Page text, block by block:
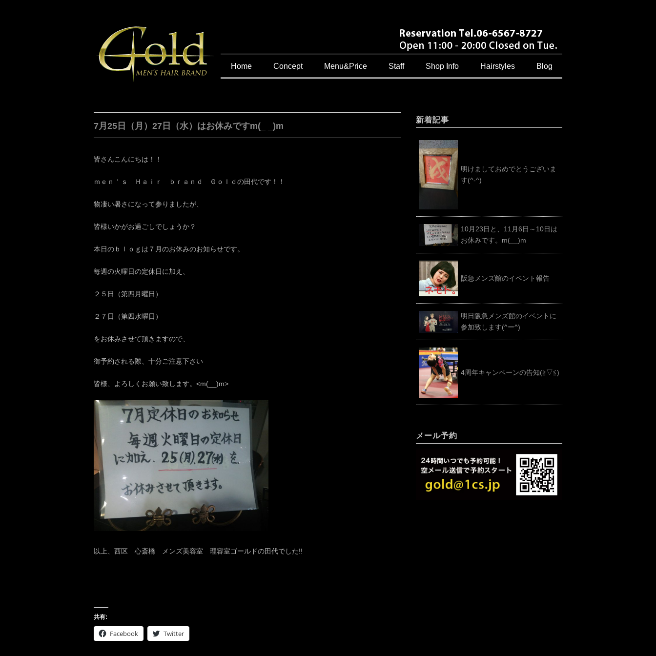
Home Concept Menu&Price Staff Shop Info Hairstyles Blog
7月25日（月）27日（水）はお休みですm(_ _)m
皆さんこんにちは！！
ｍｅｎ＇ｓ Ｈａｉｒ ｂｒａｎｄ Ｇｏｌｄの田代です！！
物凄い暑さになって参りましたが、
皆様いかがお過ごしでしょうか？
本日のｂｌｏｇは７月のお休みのお知らせです。
毎週の火曜日の定休日に加え、
２５日（第四月曜日）
２７日（第四水曜日）
をお休みさせて頂きますので、
御予約される際、十分ご注意下さい
皆様、よろしくお願い致します。<m(__)m>
以上、西区 心斎橋 メンズ美容室 理容室ゴールドの田代でした!!
共有:
Facebook Twitter
新着記事
明けましておめでとうございま
す(^-^)
10月23日と、11月6日～10日は
お休みです。m(__)m
阪急メンズ館のイベント報告
明日阪急メンズ館のイベントに
参加致します(^ー^)
4周年キャンペーンの告知(≧▽≦)
メール予約